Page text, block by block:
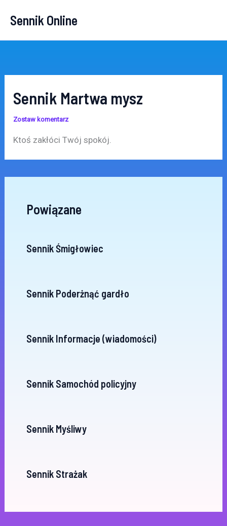
Sennik Online
Sennik Martwa mysz
Zostaw komentarz
Ktoś zakłóci Twój spokój.
Powiązane
Sennik Śmigłowiec
Sennik Poderżnąć gardło
Sennik Informacje (wiadomości)
Sennik Samochód policyjny
Sennik Myśliwy
Sennik Strażak